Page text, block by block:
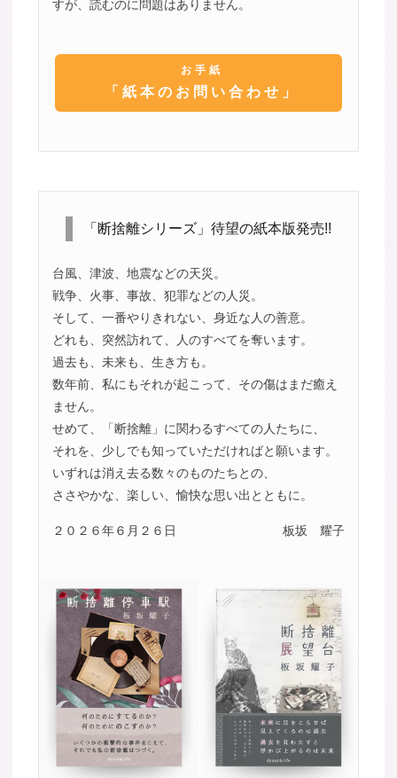
すが、読むのに問題はありません。
お手紙
「紙本のお問い合わせ」
「断捨離シリーズ」待望の紙本版発売!!
台風、津波、地震などの天災。
戦争、火事、事故、犯罪などの人災。
そして、一番やりきれない、身近な人の善意。
どれも、突然訪れて、人のすべてを奪います。
過去も、未来も、生き方も。
数年前、私にもそれが起こって、その傷はまだ癒え
ません。
せめて、「断捨離」に関わるすべての人たちに、
それを、少しでも知っていただければと願います。
いずれは消え去る数々のものたちとの、
ささやかな、楽しい、愉快な思い出とともに。
２０２６年６月２６日 板坂 耀子